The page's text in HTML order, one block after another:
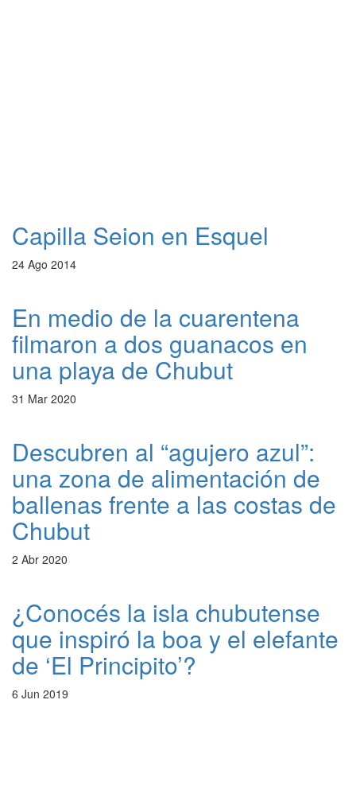
Capilla Seion en Esquel
24 Ago 2014
En medio de la cuarentena
filmaron a dos guanacos en
una playa de Chubut
31 Mar 2020
Descubren al “agujero azul”:
una zona de alimentación de
ballenas frente a las costas de
Chubut
2 Abr 2020
¿Conocés la isla chubutense
que inspiró la boa y el elefante
de ‘El Principito’?
6 Jun 2019